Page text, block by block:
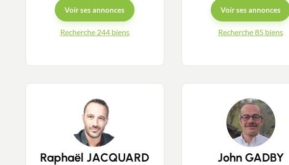
Voir ses annonces
Recherche 244 biens
Voir ses annonces
Recherche 85 biens
Raphaël JACQUARD John GADBY